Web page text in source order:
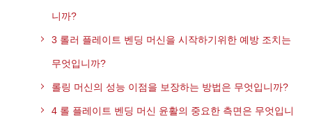
니까?
3 롤러 플레이트 벤딩 머신을 시작하기위한 예방 조치는
무엇입니까?
롤링 머신의 성능 이점을 보장하는 방법은 무엇입니까?
4 롤 플레이트 벤딩 머신 윤활의 중요한 측면은 무엇입니